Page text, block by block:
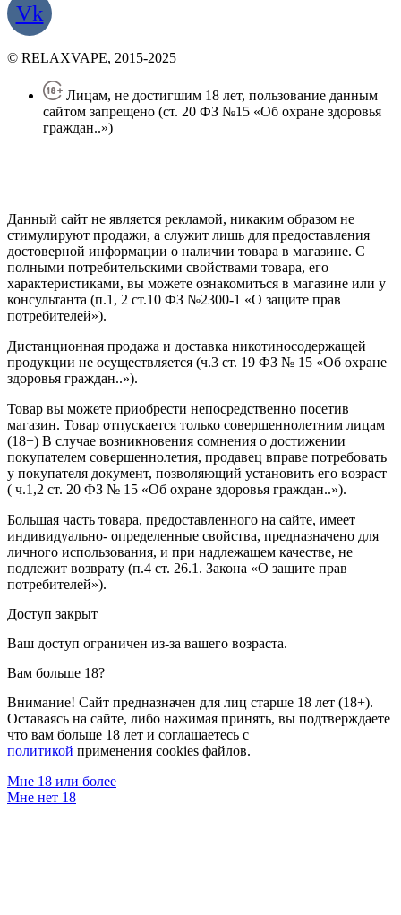
Vk
© RELAXVAPE, 2015-2025
Лицам, не достигшим 18 лет, пользование данным
сайтом запрещено (ст. 20 ФЗ №15 «Об охране здоровья
граждан..»)
Данный сайт не является рекламой, никаким образом не
стимулируют продажи, а служит лишь для предоставления
достоверной информации о наличии товара в магазине. С
полными потребительскими свойствами товара, его
характеристиками, вы можете ознакомиться в магазине или у
консультанта (п.1, 2 ст.10 ФЗ №2300-1 «О защите прав
потребителей»).
Дистанционная продажа и доставка никотиносодержащей
продукции не осуществляется (ч.3 ст. 19 ФЗ № 15 «Об охране
здоровья граждан..»).
Товар вы можете приобрести непосредственно посетив
магазин. Товар отпускается только совершеннолетним лицам
(18+) В случае возникновения сомнения о достижении
покупателем совершеннолетия, продавец вправе потребовать
у покупателя документ, позволяющий установить его возраст
( ч.1,2 ст. 20 ФЗ № 15 «Об охране здоровья граждан..»).
Большая часть товара, предоставленного на сайте, имеет
индивидуально- определенные свойства, предназначено для
личного использования, и при надлежащем качестве, не
подлежит возврату (п.4 ст. 26.1. Закона «О защите прав
потребителей»).
Доступ закрыт
Ваш доступ ограничен из-за вашего возраста.
Вам больше 18?
Внимание! Сайт предназначен для лиц старше 18 лет (18+).
Оставаясь на сайте, либо нажимая принять, вы подтверждаете
что вам больше 18 лет и соглашаетесь с
политикой применения cookies файлов.
Мне 18 или более
Мне нет 18